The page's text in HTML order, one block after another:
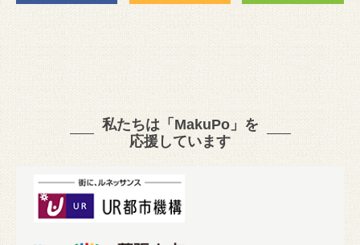
私たちは「MakuPo」を
応援しています